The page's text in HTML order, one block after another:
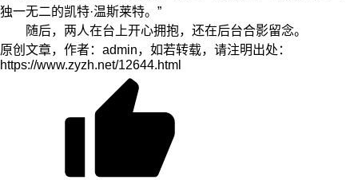
独一无二的凯特·温斯莱特。”
随后，两人在台上开心拥抱，还在后台合影留念。
原创文章，作者：admin，如若转载，请注明出处：
https://www.zyzh.net/12644.html